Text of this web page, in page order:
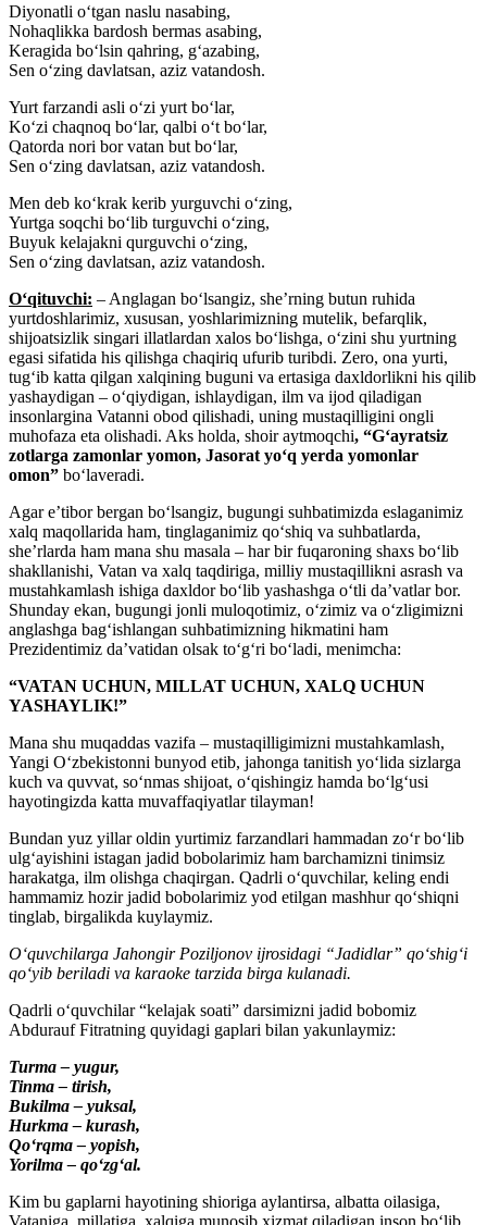
Diyonatli oʻtgan naslu nasabing,
Nohaqlikka bardosh bermas asabing,
Keragida boʻlsin qahring, gʻazabing,
Sen oʻzing davlatsan, aziz vatandosh.
Yurt farzandi asli oʻzi yurt boʻlar,
Koʻzi chaqnoq boʻlar, qalbi oʻt boʻlar,
Qatorda nori bor vatan but boʻlar,
Sen oʻzing davlatsan, aziz vatandosh.
Men deb koʻkrak kerib yurguvchi oʻzing,
Yurtga soqchi boʻlib turguvchi oʻzing,
Buyuk kelajakni qurguvchi oʻzing,
Sen oʻzing davlatsan, aziz vatandosh.
Oʻqituvchi: – Anglagan boʻlsangiz, sheʼrning butun ruhida
yurtdoshlarimiz, xususan, yoshlarimizning mutelik, befarqlik,
shijoatsizlik singari illatlardan xalos boʻlishga, oʻzini shu yurtning
egasi sifatida his qilishga chaqiriq ufurib turibdi. Zero, ona yurti,
tugʻib katta qilgan xalqining buguni va ertasiga daxldorlikni his qilib
yashaydigan – oʻqiydigan, ishlaydigan, ilm va ijod qiladigan
insonlargina Vatanni obod qilishadi, uning mustaqilligini ongli
muhofaza eta olishadi. Aks holda, shoir aytmoqchi, “Gʻayratsiz
zotlarga zamonlar yomon, Jasorat yoʻq yerda yomonlar
omon” boʻlaveradi.
Agar eʼtibor bergan boʻlsangiz, bugungi suhbatimizda eslaganimiz
xalq maqollarida ham, tinglaganimiz qoʻshiq va suhbatlarda,
sheʼrlarda ham mana shu masala – har bir fuqaroning shaxs boʻlib
shakllanishi, Vatan va xalq taqdiriga, milliy mustaqillikni asrash va
mustahkamlash ishiga daxldor boʻlib yashashga oʻtli daʼvatlar bor.
Shunday ekan, bugungi jonli muloqotimiz, oʻzimiz va oʻzligimizni
anglashga bagʻishlangan suhbatimizning hikmatini ham
Prezidentimiz daʼvatidan olsak toʻgʻri boʻladi, menimcha:
“VATAN UCHUN, MILLAT UCHUN, XALQ UCHUN
YASHAYLIK!”
Mana shu muqaddas vazifa – mustaqilligimizni mustahkamlash,
Yangi Oʻzbekistonni bunyod etib, jahonga tanitish yoʻlida sizlarga
kuch va quvvat, soʻnmas shijoat, oʻqishingiz hamda boʻlgʻusi
hayotingizda katta muvaffaqiyatlar tilayman!
Bundan yuz yillar oldin yurtimiz farzandlari hammadan zoʻr boʻlib
ulgʻayishini istagan jadid bobolarimiz ham barchamizni tinimsiz
harakatga, ilm olishga chaqirgan. Qadrli oʻquvchilar, keling endi
hammamiz hozir jadid bobolarimiz yod etilgan mashhur qoʻshiqni
tinglab, birgalikda kuylaymiz.
Oʻquvchilarga Jahongir Poziljonov ijrosidagi “Jadidlar” qoʻshigʻi
qoʻyib beriladi va karaoke tarzida birga kulanadi.
Qadrli oʻquvchilar “kelajak soati” darsimizni jadid bobomiz
Abdurauf Fitratning quyidagi gaplari bilan yakunlaymiz:
Turma – yugur,
Tinma – tirish,
Bukilma – yuksal,
Hurkma – kurash,
Qoʻrqma – yopish,
Yorilma – qoʻzgʻal.
Kim bu gaplarni hayotining shioriga aylantirsa, albatta oilasiga,
Vataniga, millatiga, xalqiga munosib xizmat qiladigan inson boʻlib